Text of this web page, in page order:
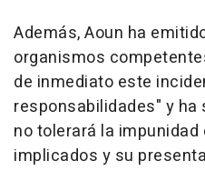
Además, Aoun ha
organismos
de inmediato este
responsabilidades" y ha
no tolerará la
implicados y su